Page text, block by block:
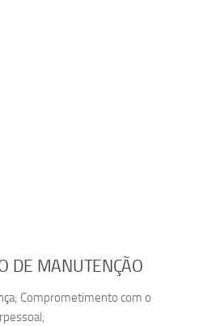
DE MANUTENÇÃO
Comprometimento com o